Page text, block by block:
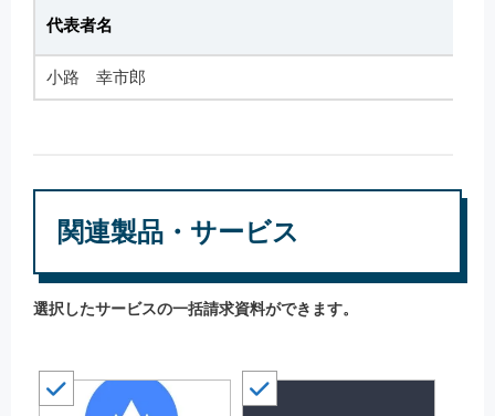
代表者名
小路 幸市郎
関連製品・サービス
選択したサービスの一括請求資料ができます。